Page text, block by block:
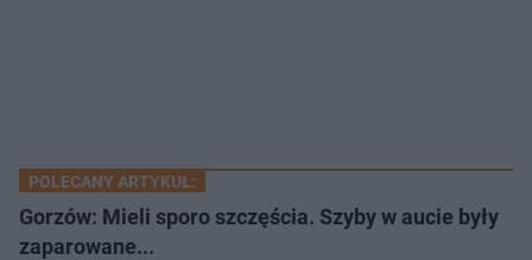
POLECANY ARTYKUŁ:
Gorzów: Mieli sporo szczęścia. Szyby w aucie były
zaparowane...